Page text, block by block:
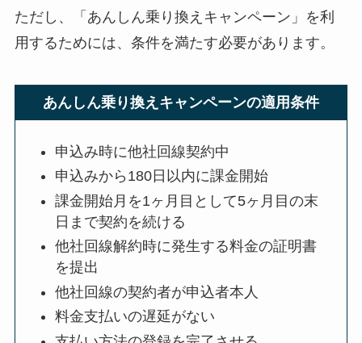
ただし、「あんしん乗り換えキャンペーン」を利
用するためには、条件を満たす必要があります。
あんしん乗り換えキャンペーンの適用条件
申込み時に他社回線契約中
申込みから180日以内に課金開始
課金開始月を1ヶ月目として5ヶ月目の末
日まで契約を続ける
他社回線解約時に発生する料金の証明書
を提出
他社回線の契約者が申込者本人
料金支払いの遅延がない